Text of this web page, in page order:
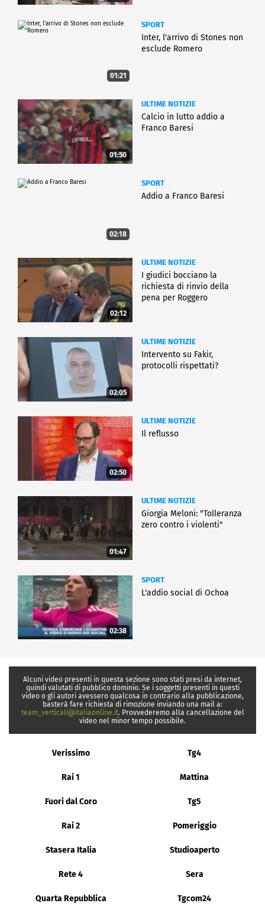
01:21
SPORT
Inter, l'arrivo di Stones non
esclude Romero
01:50
ULTIME NOTIZIE
Calcio in lutto addio a
Franco Baresi
02:18
SPORT
Addio a Franco Baresi
02:12
ULTIME NOTIZIE
I giudici bocciano la
richiesta di rinvio della
pena per Roggero
02:05
ULTIME NOTIZIE
Intervento su Fakir,
protocolli rispettati?
02:50
ULTIME NOTIZIE
Il reflusso
01:47
ULTIME NOTIZIE
Giorgia Meloni: "Tolleranza
zero contro i violenti"
02:38
SPORT
L'addio social di Ochoa
Alcuni video presenti in questa sezione sono stati presi da internet,
quindi valutati di pubblico dominio. Se i soggetti presenti in questi
video o gli autori avessero qualcosa in contrario alla pubblicazione,
basterà fare richiesta di rimozione inviando una mail a:
team_verticali@italiaonline.it. Provvederemo alla cancellazione del
video nel minor tempo possibile.
Verissimo Tg4
Rai 1 Mattina
Fuori dal Coro Tg5
Rai 2 Pomeriggio
Stasera Italia Studioaperto
Rete 4 Sera
Quarta Repubblica Tgcom24